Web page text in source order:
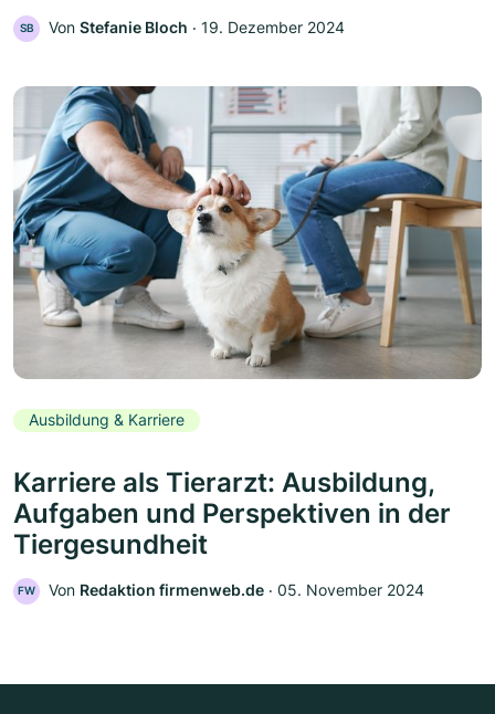
SB Von Stefanie Bloch ‧ 19. Dezember 2024
Ausbildung & Karriere
Karriere als Tierarzt: Ausbildung,
Aufgaben und Perspektiven in der
Tiergesundheit
FW Von Redaktion firmenweb.de ‧ 05. November 2024